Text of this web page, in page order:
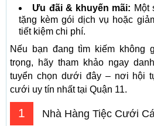
Ưu đãi & khuyến mãi: Một
tặng kèm gói dịch vụ hoặc
tiết kiệm chi phí.
Nếu bạn đang tìm kiếm không
trọng, hãy tham khảo ngay
tuyển chọn dưới đây – nơi hội
cưới uy tín nhất tại Quận 11.
1 Nhà Hàng Tiệc Cưới